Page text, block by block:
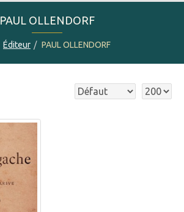
Éditeur PAUL OLLENDORF
PAUL OLLENDORF